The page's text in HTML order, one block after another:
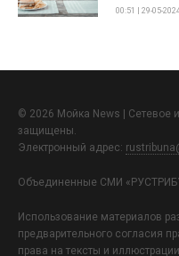
00:51 | 29-05-
© 2026 Мойка News | Сетевое
защищены.
Электронный адрес:
Объединенные СМИ
Использование материалов
предварительного согласия
права на тексты и